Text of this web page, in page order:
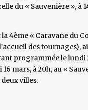
du « Sauvenière », à
4ème « Caravane du
des tournages),
programmée le lundi
mars, à 20h, au «
villes.